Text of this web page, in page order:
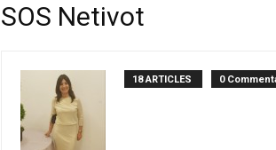
SOS Netivot
18 ARTICLES 0